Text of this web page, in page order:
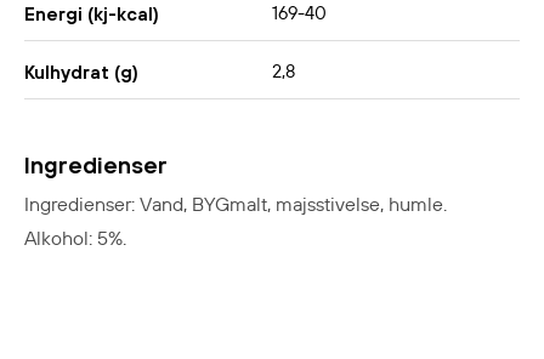
Energi (kj-kcal) 169-40
Kulhydrat (g) 2,8
Ingredienser
Ingredienser: Vand, BYGmalt, majsstivelse, humle.
Alkohol: 5%.